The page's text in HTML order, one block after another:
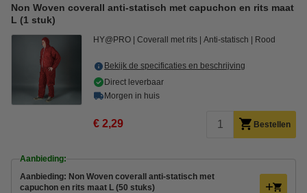
Non Woven coverall anti-statisch met capuchon en rits maat
L (1 stuk)
HY@PRO Coverall met rits Anti-statisch Rood
Bekijk de specificaties en beschrijving
Direct leverbaar
Morgen in huis
€ 2,29 Bestellen
Aanbieding:
Aanbieding: Non Woven coverall anti-statisch met
capuchon en rits maat L (50 stuks)